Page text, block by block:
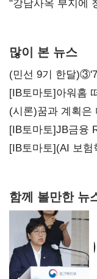
"강남사옥 부지에
많이 본 뉴스
(민선 9기 한달
20년만에 '비상재
[IB토마토]아워홈
가족 지배체제 구
(시론)꿈과 계획은
[IB토마토]JB금융
아닌 캐피탈
[IB토마토](AI 보
함께 볼만한 뉴